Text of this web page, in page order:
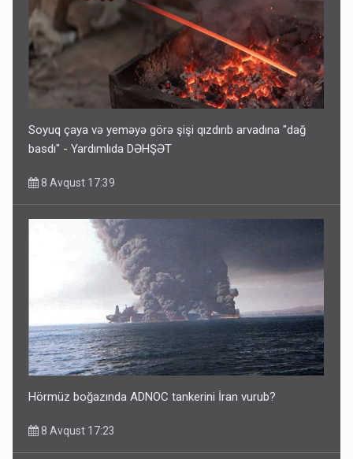
Soyuq çaya və yeməyə görə şişi qızdırıb arvadına "dağ
basdı" - Yardımlıda DƏHŞƏT
8 Avqust 17:39
Hörmüz boğazında ADNOC tankerini İran vurub?
8 Avqust 17:23